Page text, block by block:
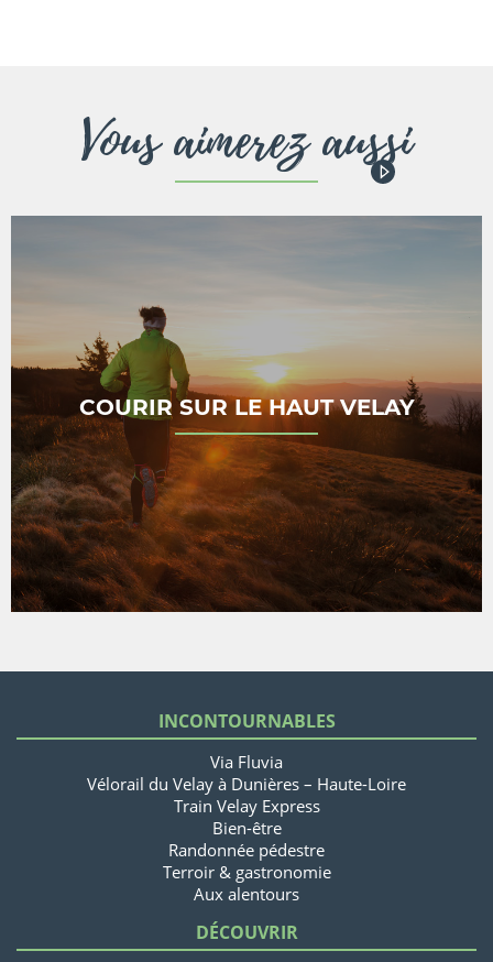
Vous aimerez aussi
COURIR SUR LE HAUT VELAY
INCONTOURNABLES
Via Fluvia
Vélorail du Velay à Dunières – Haute-Loire
Train Velay Express
Bien-être
Randonnée pédestre
Terroir & gastronomie
Aux alentours
DÉCOUVRIR